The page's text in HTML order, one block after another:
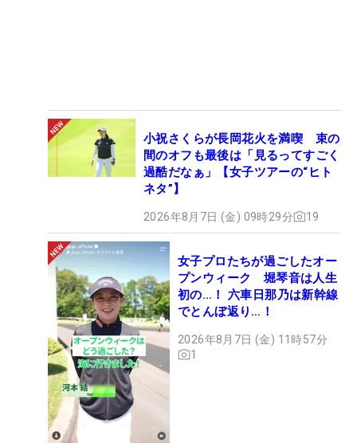
小祝さくらが長岡花火を満喫 束の
間のオフも最後は「見るってすごく
過酷だなぁ」【女子ツアーの“ヒト
ネタ”】
2026年8月7日 (金) 09時29分 19
女子プロたちが過ごしたオー
プンウィーク 堀琴音は人生
初の…！ 六車日那乃は新幹線
でとんぼ返り…！
2026年8月7日 (金) 11時57分
1